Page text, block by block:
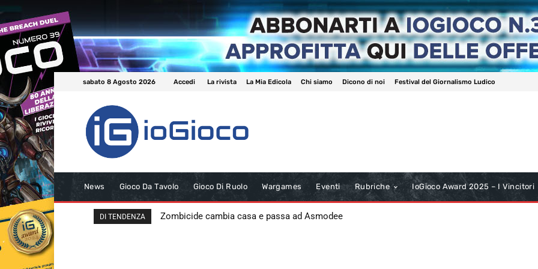
sabato 8 Agosto 2026 Accedi La rivista La Mia Edicola Chi siamo Dicono di noi Festival del Giornalismo Ludico
News Gioco Da Tavolo Gioco Di Ruolo Wargames Eventi Rubriche IoGioco Award 2025 – I Vincitori
DI TENDENZA Zombicide cambia casa e passa ad Asmodee